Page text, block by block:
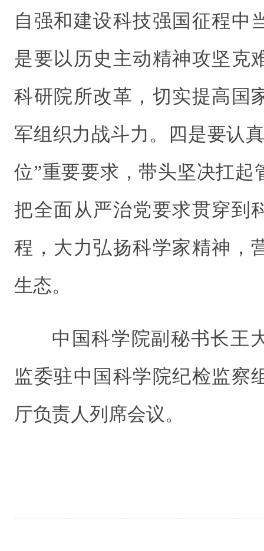
自强和建设科技强国征程中
是要以历史主动精神攻坚克
科研院所改革，切实提高国
军组织力战斗力。四是要认
位”重要要求，带头坚决扛起
把全面从严治党要求贯穿到
程，大力弘扬科学家精神，
生态。
中国科学院副秘书长王
监委驻中国科学院纪检监察
厅负责人列席会议。